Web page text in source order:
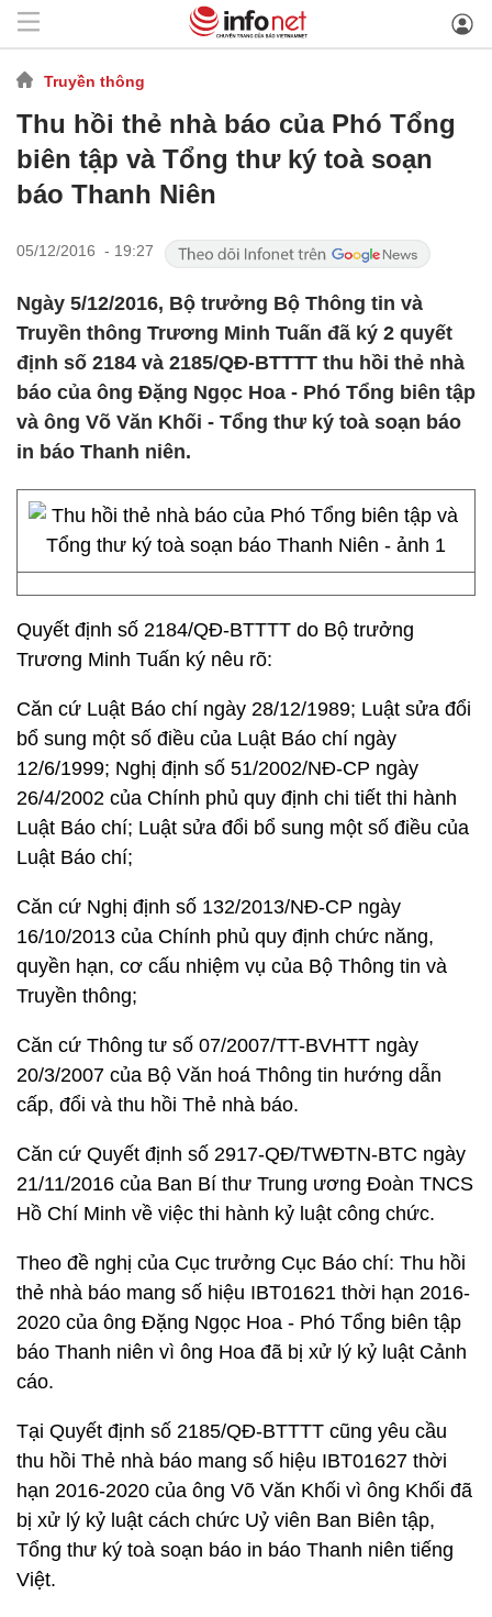
Truyền thông
Thu hồi thẻ nhà báo của Phó Tổng
biên tập và Tổng thư ký toà soạn
báo Thanh Niên
05/12/2016 - 19:27
Ngày 5/12/2016, Bộ trưởng Bộ Thông tin và
Truyền thông Trương Minh Tuấn đã ký 2 quyết
định số 2184 và 2185/QĐ-BTTTT thu hồi thẻ nhà
báo của ông Đặng Ngọc Hoa - Phó Tổng biên tập
và ông Võ Văn Khối - Tổng thư ký toà soạn báo
in báo Thanh niên.
Quyết định số 2184/QĐ-BTTTT do Bộ trưởng
Trương Minh Tuấn ký nêu rõ:
Căn cứ Luật Báo chí ngày 28/12/1989; Luật sửa đổi
bổ sung một số điều của Luật Báo chí ngày
12/6/1999; Nghị định số 51/2002/NĐ-CP ngày
26/4/2002 của Chính phủ quy định chi tiết thi hành
Luật Báo chí; Luật sửa đổi bổ sung một số điều của
Luật Báo chí;
Căn cứ Nghị định số 132/2013/NĐ-CP ngày
16/10/2013 của Chính phủ quy định chức năng,
quyền hạn, cơ cấu nhiệm vụ của Bộ Thông tin và
Truyền thông;
Căn cứ Thông tư số 07/2007/TT-BVHTT ngày
20/3/2007 của Bộ Văn hoá Thông tin hướng dẫn
cấp, đổi và thu hồi Thẻ nhà báo.
Căn cứ Quyết định số 2917-QĐ/TWĐTN-BTC ngày
21/11/2016 của Ban Bí thư Trung ương Đoàn TNCS
Hồ Chí Minh về việc thi hành kỷ luật công chức.
Theo đề nghị của Cục trưởng Cục Báo chí: Thu hồi
thẻ nhà báo mang số hiệu IBT01621 thời hạn 2016-
2020 của ông Đặng Ngọc Hoa - Phó Tổng biên tập
báo Thanh niên vì ông Hoa đã bị xử lý kỷ luật Cảnh
cáo.
Tại Quyết định số 2185/QĐ-BTTTT cũng yêu cầu
thu hồi Thẻ nhà báo mang số hiệu IBT01627 thời
hạn 2016-2020 của ông Võ Văn Khối vì ông Khối đã
bị xử lý kỷ luật cách chức Uỷ viên Ban Biên tập,
Tổng thư ký toà soạn báo in báo Thanh niên tiếng
Việt.